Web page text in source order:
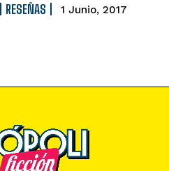
RESEÑAS 1 Junio, 2017